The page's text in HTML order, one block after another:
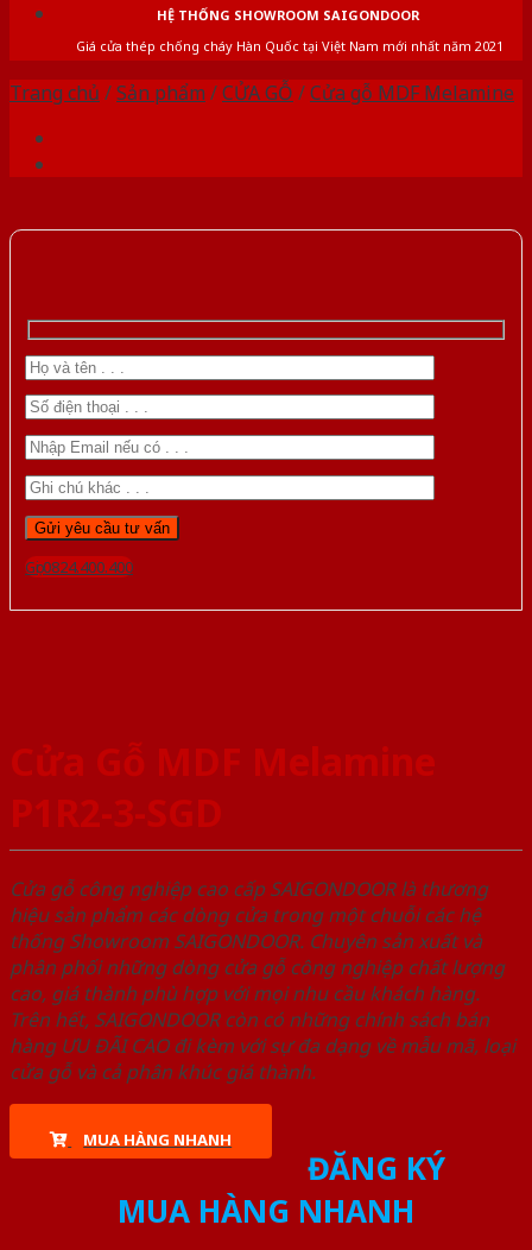
HỆ THỐNG SHOWROOM SAIGONDOOR
Giá cửa thép chống cháy Hàn Quốc tại Việt Nam mới nhất năm 2021
Trang chủ /Sản phẩm /CỬA GỖ /Cửa gỗ MDF Melamine
Gọi 0824.400.400
Cửa Gỗ MDF Melamine
P1R2-3-SGD
Cửa gỗ công nghiệp cao cấp SAIGONDOOR là thương
hiệu sản phẩm các dòng cửa trong một chuỗi các hệ
thống Showroom SAIGONDOOR. Chuyên sản xuất và
phân phối những dòng cửa gỗ công nghiệp chất lượng
cao, giá thành phù hợp với mọi nhu cầu khách hàng.
Trên hết, SAIGONDOOR còn có những chính sách bán
hàng ƯU ĐÃI CAO đi kèm với sự đa dạng về mẫu mã, loại
cửa gỗ và cả phân khúc giá thành.
MUA HÀNG NHANH
ĐĂNG KÝ
MUA HÀNG NHANH